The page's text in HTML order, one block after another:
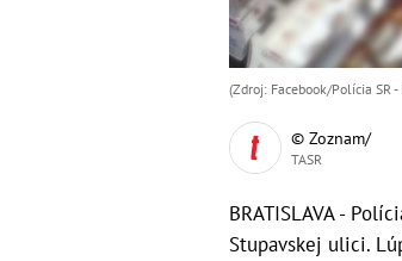
(Zdroj: Facebook/Polícia SR
© Zoznam/
TASR
BRATISLAVA -
Stupavskej ulici.